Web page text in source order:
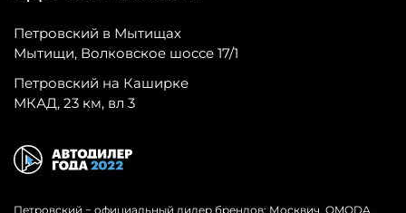
Петровский в Мытищах
Мытищи, Волковское шоссе 17/1
Петровский на Каширке
МКАД, 23 км, вл 3
Петровский − официальный дилер брендов: Москвич, OMODA,